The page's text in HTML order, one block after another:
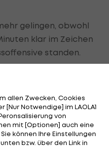
gelingen, obwohl
klar im Zeichen
standen.
Schlussmann
der Ball hauchdünn
als Sieger vom
jedoch bei zwei
allen Zwecken, Cookies
Notwendige] im LAOLA1
von
mit [Optionen] auch eine
können Ihre Einstellungen
bzw. über den Link in